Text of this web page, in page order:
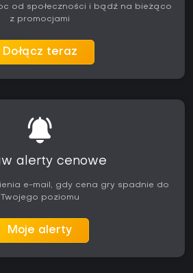
od społeczności i bądź na bieżąco
z promocjami
Dołącz teraz
alerty cenowe
e-mail, gdy cena gry spadnie do
Twojego poziomu
Moje alerty